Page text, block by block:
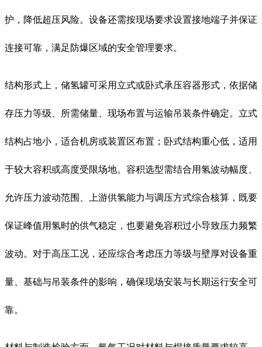
护，降低超压风险。设备还需按现场要求设置接地端子并保证
连接可靠，满足防爆区域的安全管理要求。
结构形式上，储氢罐可采用立式或卧式承压容器形式，依据储
存压力等级、所需储量、现场布置与运输吊装条件确定。立式
结构占地小，适合机房或装置区布置；卧式结构重心低，适用
于较大容积或高度受限场地。容积选型需结合用氢波动幅度、
允许压力波动范围、上游供氢能力与调压方式综合核算，既要
保证峰值用氢时的供气稳定，也要避免容积过小导致压力频繁
波动。对于高压工况，还应综合考虑压力等级与壁厚对设备重
量、基础与吊装条件的影响，确保现场安装与长期运行安全可
靠。